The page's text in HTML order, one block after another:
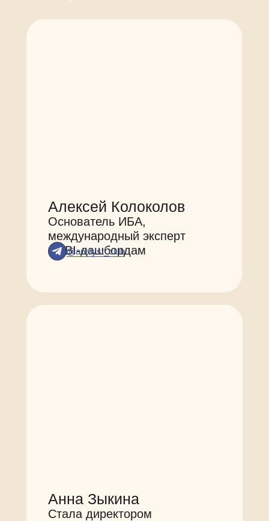
Анна Зыкина
Стала директором
Алексей Колоколов
Основатель ИБА,
международный эксперт
по BI-дашбордам
@analyst_club